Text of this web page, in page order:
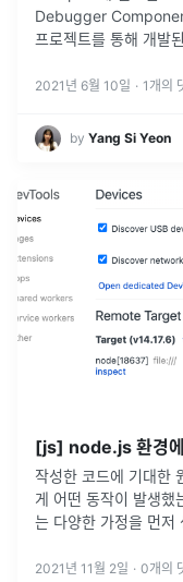
Debugger
프로젝트를 통해 개발
2021년 6월 10일 · 1 개의
by Yang Si Yeon
[js] node.js 환경에
작성한 코드에 기대한
게 어떤 동작이 발생했
는 다양한 가정을 먼저
(올바른 개체...
2021년 11월 2일 · 0개의